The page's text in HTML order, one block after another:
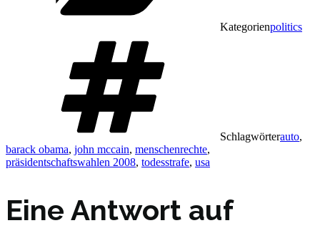
Kategorienpolitics
Schlagwörterauto,
barack obama, john mccain, menschenrechte,
präsidentschaftswahlen 2008, todesstrafe, usa
Eine Antwort auf